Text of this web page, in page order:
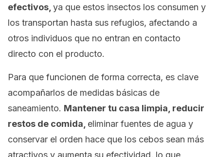
efectivos, ya que estos insectos los consumen y
los transportan hasta sus refugios, afectando a
otros individuos que no entran en contacto
directo con el producto.
Para que funcionen de forma correcta, es clave
acompañarlos de medidas básicas de
saneamiento. Mantener tu casa limpia, reducir
restos de comida, eliminar fuentes de agua y
conservar el orden hace que los cebos sean más
atractivos y aumenta su efectividad, lo que